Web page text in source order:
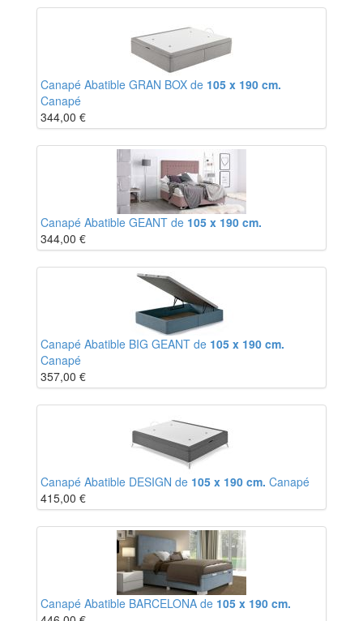
Canapé Abatible GRAN BOX de 105 x 190 cm.
Canapé
344,00 €
Canapé Abatible GEANT de 105 x 190 cm.
344,00 €
Canapé Abatible BIG GEANT de 105 x 190 cm.
Canapé
357,00 €
Canapé Abatible DESIGN de 105 x 190 cm. Canapé
415,00 €
Canapé Abatible BARCELONA de 105 x 190 cm.